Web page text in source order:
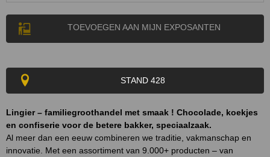
TOEVOEGEN AAN MIJN EXPOSANTEN
STAND 428
Lingier – familiegroothandel met smaak ! Chocolade, koekjes
en confiserie voor de betere bakker, speciaalzaak.
Al meer dan een eeuw combineren we traditie, vakmanschap en
innovatie. Met een assortiment van 9.000+ producten – van